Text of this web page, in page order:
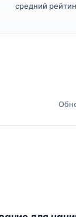
средний